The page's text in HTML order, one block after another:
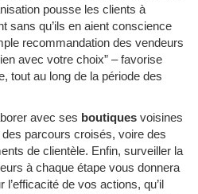
pousse les clients à
sans qu’ils en aient conscience
recommandation des vendeurs
avec votre choix” – favorise
tout au long de la période des
avec ses boutiques voisines
parcours croisés, voire des
de clientèle. Enfin, surveiller la
à chaque étape vous donnera
de vos actions, qu’il